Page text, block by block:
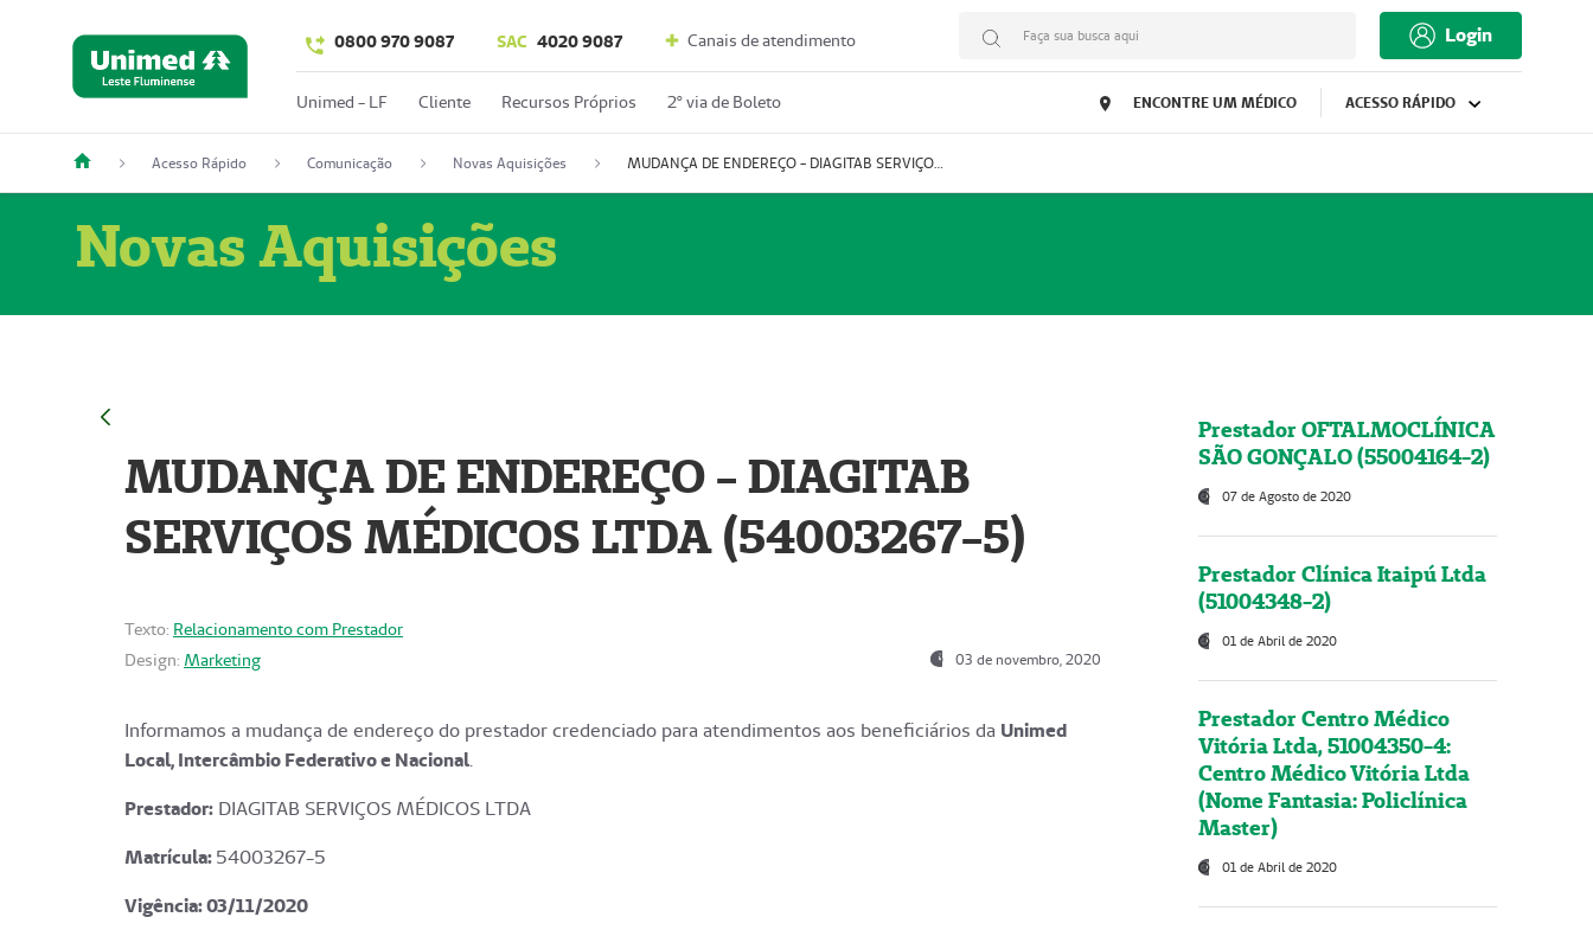
0800 970 9087 SAC 4020 9087 Canais de atendimento Faça sua busca aqui Login
Unimed - LF Cliente Recursos Próprios 2º via de Boleto ENCONTRE UM MÉDICO ACESSO RÁPIDO
Acesso Rápido Comunicação Novas Aquisições MUDANÇA DE ENDEREÇO - DIAGITAB SERVIÇOS MÉDICOS LTDA (54003267-5)
Novas Aquisições
MUDANÇA DE ENDEREÇO - DIAGITAB
SERVIÇOS MÉDICOS LTDA (54003267-5)
Texto: Relacionamento com Prestador
Design: Marketing 03 de novembro, 2020
Informamos a mudança de endereço do prestador credenciado para atendimentos aos beneficiários da Unimed
Local, Intercâmbio Federativo e Nacional.
Prestador: DIAGITAB SERVIÇOS MÉDICOS LTDA
Matrícula:54003267-5
Vigência: 03/11/2020
Prestador OFTALMOCLÍNICA
SÃO GONÇALO (55004164-2)
07 de Agosto de 2020
Prestador Clínica Itaipú Ltda
(51004348-2)
01 de Abril de 2020
Prestador Centro Médico
Vitória Ltda, 51004350-4:
Centro Médico Vitória Ltda
(Nome Fantasia: Policlínica
Master)
01 de Abril de 2020